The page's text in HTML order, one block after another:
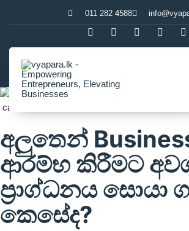
011 282 4588
අලුතෙන්
ආරම්භ කිරීමට
ප්‍රාග්ධනය සොයා
කෙසේද?